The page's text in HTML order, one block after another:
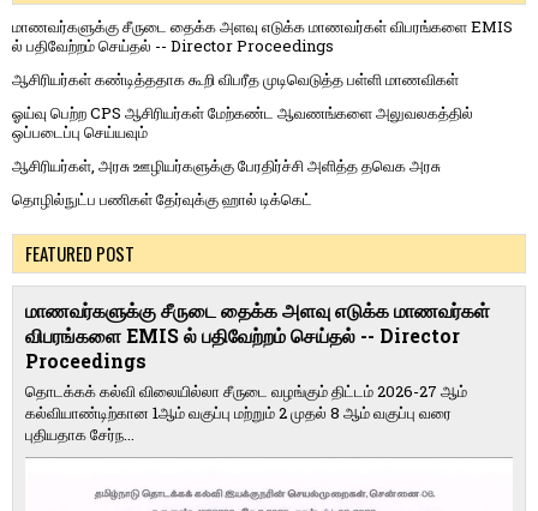
மாணவர்களுக்கு சீருடை தைக்க அளவு எடுக்க மாணவர்கள் விபரங்களை EMIS
ல் பதிவேற்றம் செய்தல் -- Director Proceedings
ஆசிரியர்கள் கண்டித்ததாக கூறி விபரீத முடிவெடுத்த பள்ளி மாணவிகள்
ஓய்வு பெற்ற CPS ஆசிரியர்கள் மேற்கண்ட ஆவணங்களை அலுவலகத்தில்
ஒப்படைப்பு செய்யவும்
ஆசிரியர்கள், அரசு ஊழியர்களுக்கு பேரதிர்ச்சி அளித்த தவெக அரசு
தொழில்நுட்ப பணிகள் தேர்வுக்கு ஹால் ​டிக்கெட்
FEATURED POST
மாணவர்களுக்கு சீருடை தைக்க அளவு எடுக்க மாணவர்கள்
விபரங்களை EMIS ல் பதிவேற்றம் செய்தல் -- Director
Proceedings
தொடக்கக் கல்வி விலையில்லா சீருடை வழங்கும் திட்டம் 2026-27 ஆம்
கல்வியாண்டிற்கான 1ஆம் வகுப்பு மற்றும் 2 முதல் 8 ஆம் வகுப்பு வரை
புதியதாக சேர்ந...